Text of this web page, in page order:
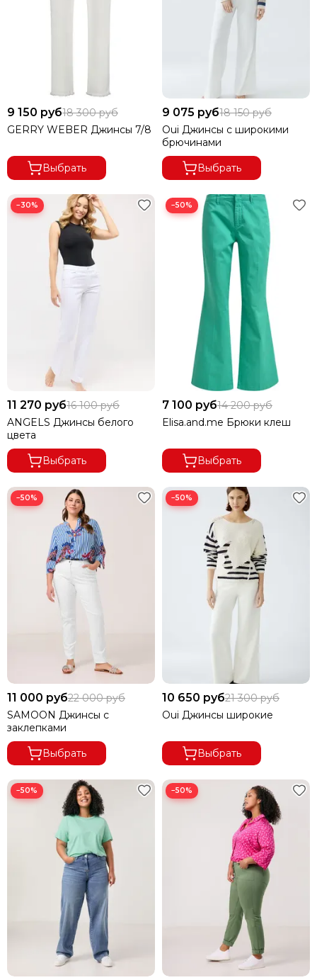
9 150 руб18 300 руб
GERRY WEBER Джинсы 7/8
Выбрать
9 075 руб18 150 руб
Oui Джинсы с широкими
брючинами
Выбрать
−30%
11 270 руб16 100 руб
ANGELS Джинсы белого
цвета
Выбрать
−50%
7 100 руб14 200 руб
Elisa.and.me Брюки клеш
Выбрать
−50%
11 000 руб22 000 руб
SAMOON Джинсы с
заклепками
Выбрать
−50%
10 650 руб21 300 руб
Oui Джинсы широкие
Выбрать
−50% −50%